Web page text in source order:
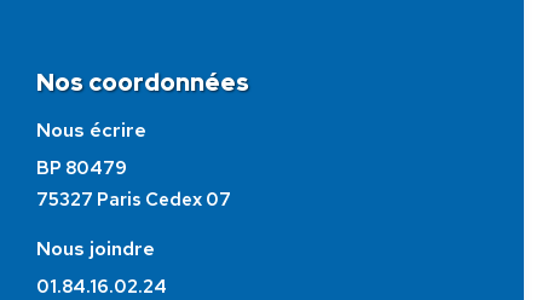
Nos coordonnées
Nous écrire
BP 80479
75327 Paris Cedex 07
Nous joindre
01.84.16.02.24